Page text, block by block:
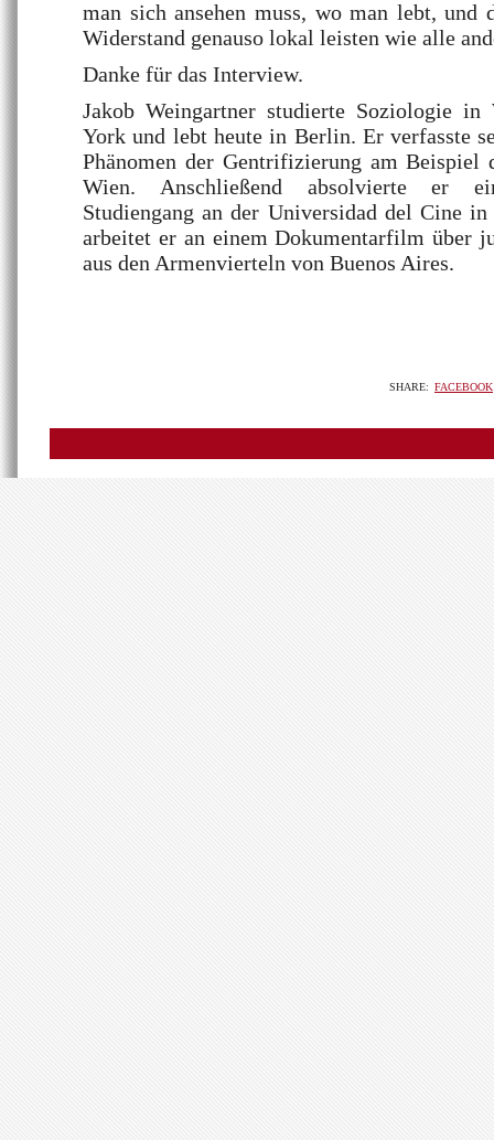
man sich ansehen muss, wo man lebt, und
Widerstand genauso lokal leisten wie alle
Danke für das Interview.
Jakob Weingartner studierte Soziologie
York und lebt heute in Berlin. Er verfasste
Phänomen der Gentrifizierung am Beispiel
Wien. Anschließend absolvierte er
Studiengang an der Universidad del Cine
arbeitet er an einem Dokumentarfilm über
aus den Armenvierteln von Buenos Aires.
FACEBOOK
SHARE: